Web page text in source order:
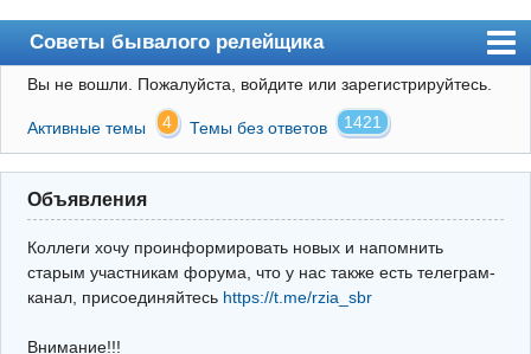
Советы бывалого релейщика
Форум
Правила
Поиск
Регистрация
Архив
Вы не вошли. Пожалуйста, войдите или зарегистрируйтесь.
Активные темы 4 Темы без ответов 1421
Объявления
Коллеги хочу проинформировать новых и напомнить
старым участникам форума, что у нас также есть телеграм-
канал, присоединяйтесь https://t.me/rzia_sbr
Внимание!!!